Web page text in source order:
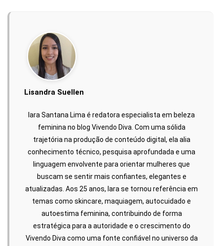
Lisandra Suellen
Iara Santana Lima é redatora especialista em beleza
feminina no blog Vivendo Diva. Com uma sólida
trajetória na produção de conteúdo digital, ela alia
conhecimento técnico, pesquisa aprofundada e uma
linguagem envolvente para orientar mulheres que
buscam se sentir mais confiantes, elegantes e
atualizadas. Aos 25 anos, Iara se tornou referência em
temas como skincare, maquiagem, autocuidado e
autoestima feminina, contribuindo de forma
estratégica para a autoridade e o crescimento do
Vivendo Diva como uma fonte confiável no universo da